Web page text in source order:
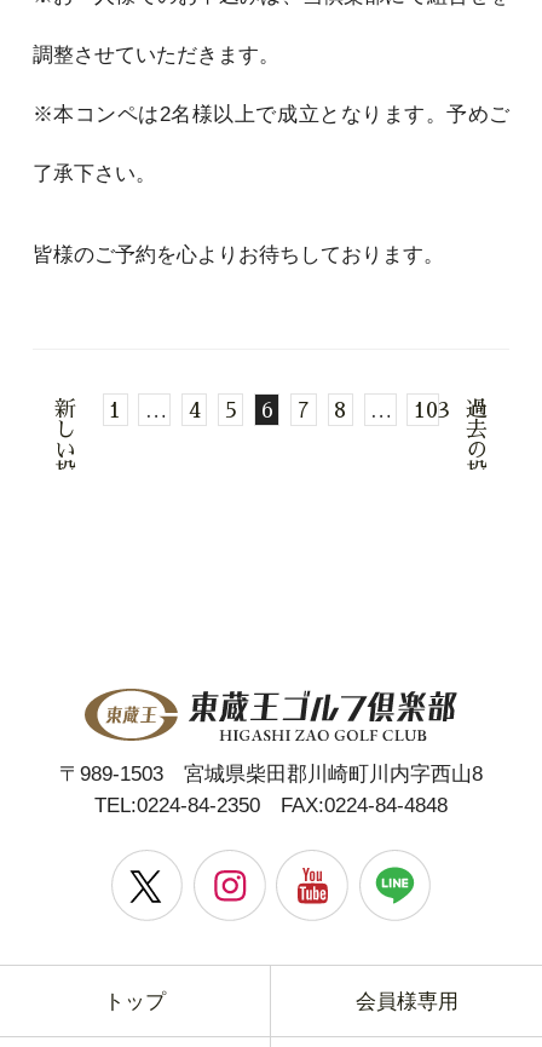
調整させていただきます。
※本コンペは2名様以上で成立となります。予めご
了承下さい。
皆様のご予約を心よりお待ちしております。
新
し
い
投
1 … 4 5 6 7 8 … 103
過
去
の
投
〒989-1503 宮城県柴田郡川崎町川内字西山8
TEL:0224-84-2350FAX:0224-84-4848
トップ 会員様専用